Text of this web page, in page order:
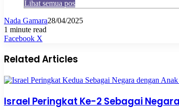
Lihat semua pos
Nada Gamara28/04/2025
1 minute read
Facebook X
Email
Related Articles
Israel Peringkat Ke-2 Sebagai